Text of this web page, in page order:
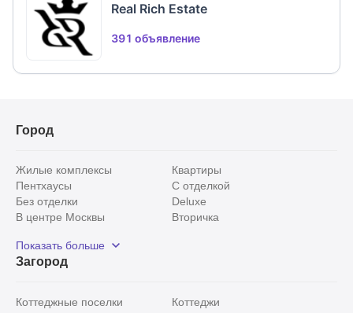
Real Rich Estate
391 объявление
Город
Жилые комплексы
Квартиры
Пентхаусы
С отделкой
Без отделки
Deluxe
В центре Москвы
Вторичка
Рядом с парком
С панорамными окнами
Показать больше
Загород
Коттеджные поселки
Коттеджи